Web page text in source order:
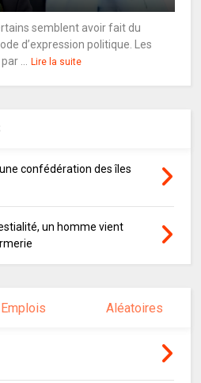
semblent avoir fait du
d’expression politique. Les
...
Lire la suite
confédération des îles
un homme vient
Emplois Aléatoires